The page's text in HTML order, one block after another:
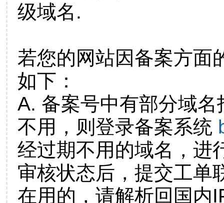
级域名.
若您的网站因备案方面
如下：
A. 备案号中有部分域
不用，则登录备案系统
经过期不用的域名，进
审核状态后，提交工单
在用的，请解析回国内